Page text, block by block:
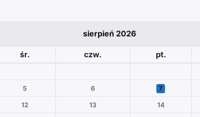
sierpień 2026
śr. czw. pt.
5 6 7
12 13 14